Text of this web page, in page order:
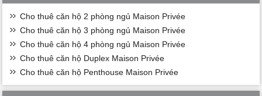
Cho thuê căn hộ 2 phòng ngủ Maison Privée
Cho thuê căn hộ 3 phòng ngủ Maison Privée
Cho thuê căn hộ 4 phòng ngủ Maison Privée
Cho thuê căn hộ Duplex Maison Privée
Cho thuê căn hộ Penthouse Maison Privée